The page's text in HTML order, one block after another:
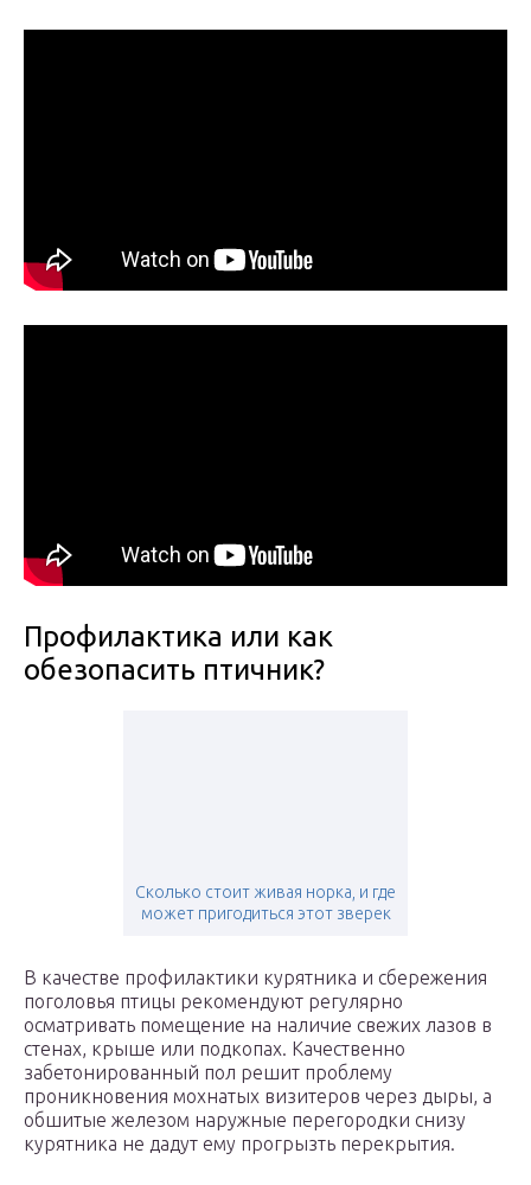
Профилактика или как
обезопасить птичник?
Сколько стоит живая норка, и где
может пригодиться этот зверек
В качестве профилактики курятника и сбережения
поголовья птицы рекомендуют регулярно
осматривать помещение на наличие свежих лазов в
стенах, крыше или подкопах. Качественно
забетонированный пол решит проблему
проникновения мохнатых визитеров через дыры, а
обшитые железом наружные перегородки снизу
курятника не дадут ему прогрызть перекрытия.